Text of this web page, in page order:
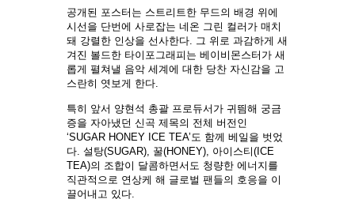
공개된 포스터는 스트리트한 무드의 배경 위에
시선을 단번에 사로잡는 네온 그린 컬러가 매치
돼 강렬한 인상을 선사한다. 그 위로 과감하게 새
겨진 볼드한 타이포그래피는 베이비몬스터가 새
롭게 펼쳐낼 음악 세계에 대한 당찬 자신감을 고
스란히 엿보게 한다.
특히 앞서 양현석 총괄 프로듀서가 귀띔해 궁금
증을 자아냈던 신곡 제목의 전체 버전인
‘SUGAR HONEY ICE TEA’도 함께 베일을 벗었
다. 설탕(SUGAR), 꿀(HONEY), 아이스티(ICE
TEA)의 조합이 달콤하면서도 청량한 에너지를
직관적으로 연상케 해 글로벌 팬들의 호응을 이
끌어내고 있다.